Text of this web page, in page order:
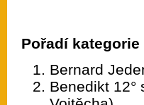
Pořadí
Bernard
Benedikt 12°